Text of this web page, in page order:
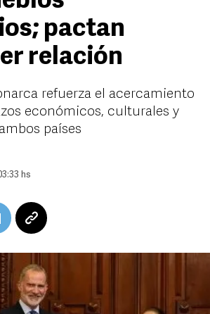
pactan
relación
refuerza el acercamiento
económicos, culturales y
países
hs